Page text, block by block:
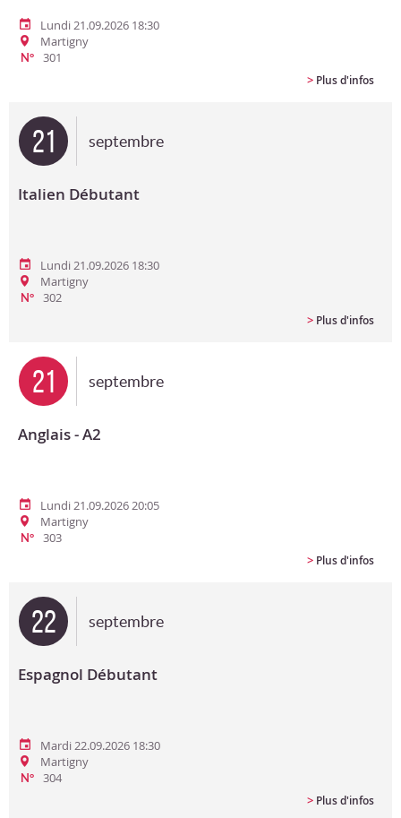
Lundi 21.09.2026 18:30
Martigny
N°
301
> Plus d'infos
21 septembre
Italien Débutant
Lundi 21.09.2026 18:30
Martigny
N°
302
> Plus d'infos
21 septembre
Anglais - A2
Lundi 21.09.2026 20:05
Martigny
N°
303
> Plus d'infos
22 septembre
Espagnol Débutant
Mardi 22.09.2026 18:30
Martigny
N°
304
> Plus d'infos